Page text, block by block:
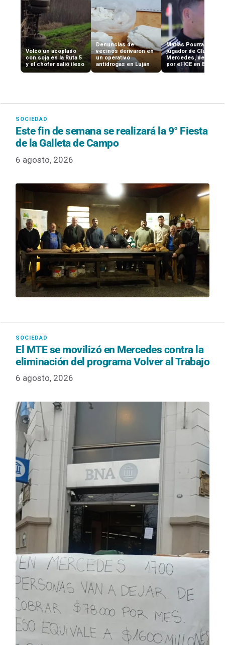
Volcó un acoplado
con soja en la Ruta 5
y el chofer salió ileso
Denuncias de
vecinos derivaron en
un operativo
antidrogas en Luján
Matías Pourraín, ex
jugador de Club
Mercedes, detenido
por el ICE en EEUU
Este fin de semana se realizará la 9° Fiesta
de la Galleta de Campo
6 agosto, 2026
El MTE se movilizó en Mercedes contra la
eliminación del programa Volver al Trabajo
6 agosto, 2026